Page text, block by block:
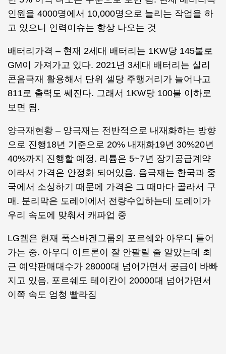
인원을 4000명에서 10,000명으로 늘리는 작업을 하
고 있으니 인력이슈는 항상 나오는 것
배터리가격 – 현재 2세대 배터리는 1KW당 145불로
GM이 가져가고 있다. 2021년 3세대 배터리는 실리
콘음극재 활용해서 단위 셀당 주행거리가 늘어나고
811로 출력도 쎄진다. 그래서 1KW당 100불 이하로
보면 됨.
양극재현황 – 양극재는 전반적으로 내재화하는 방향
으로 진행18년 기준으로 20% 내재화19년 30%20년
40%까지 진행할 예정. 리튬은 5~7년 장기공급계약
이라서 가격은 안정화 되어있음. 음극재는 한국과 중
국에서 소싱하기 때문에 가격은 그 때마다 골라서 구
매. 분리막은 도레이에서 전량수입하는데 도레이가
우리 속도에 맞춰서 캐파업 중
LG켐은 현재 폭스바겐그룹의 포르쉐와 아우디 들어
가는 중. 아우디 이트론이 잘 안팔릴 줄 알았는데 최
근 예약판매대수가 28000대 넘어가면서 공급이 바빠
지고 있음. 포르쉐도 테이칸이 20000대 넘어가면서
이쪽 속도 엄청 빨라짐